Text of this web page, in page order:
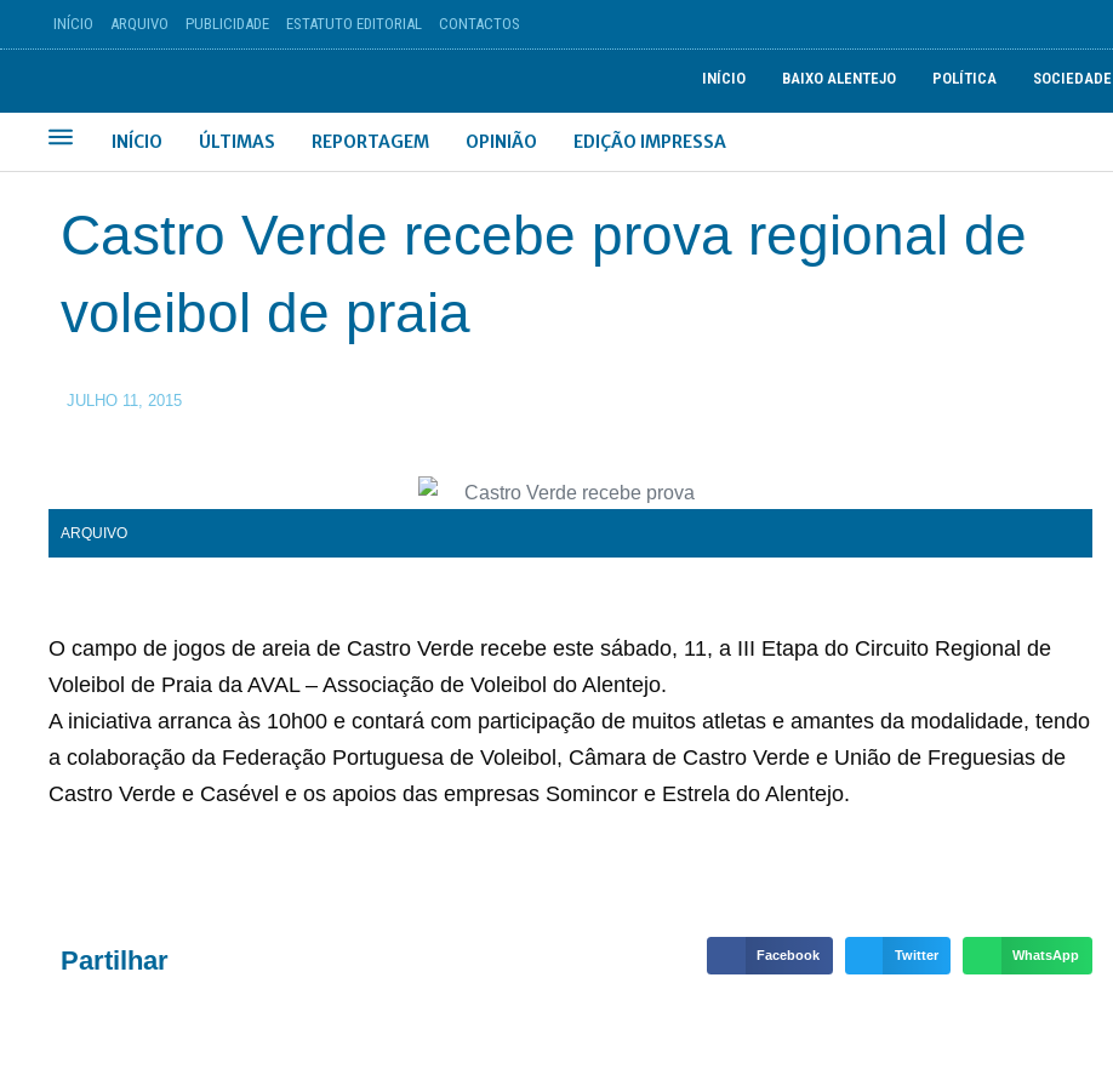
INÍCIO ARQUIVO PUBLICIDADE ESTATUTO EDITORIAL CONTACTOS
INÍCIO BAIXO ALENTEJO POLÍTICA SOCIEDADE
INÍCIO ÚLTIMAS REPORTAGEM OPINIÃO EDIÇÃO IMPRESSA
Castro Verde recebe prova regional de
voleibol de praia
JULHO 11, 2015
ARQUIVO
O campo de jogos de areia de Castro Verde recebe este sábado, 11, a III Etapa do Circuito Regional de
Voleibol de Praia da AVAL – Associação de Voleibol do Alentejo.
A iniciativa arranca às 10h00 e contará com participação de muitos atletas e amantes da modalidade, tendo
a colaboração da Federação Portuguesa de Voleibol, Câmara de Castro Verde e União de Freguesias de
Castro Verde e Casével e os apoios das empresas Somincor e Estrela do Alentejo.
Partilhar Facebook Twitter WhatsApp